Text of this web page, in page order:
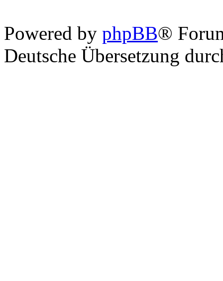
Powered by phpBB®
Deutsche Übersetzung